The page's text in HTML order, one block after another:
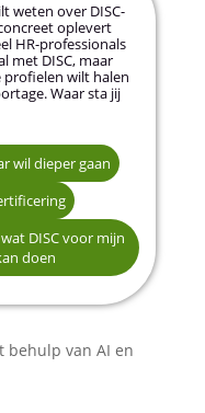
weten over DISC-
oplevert
HR-professionals
met DISC, maar
wilt halen
Waar sta jij
wil dieper gaan
DISC voor mijn
doen
en
selectie- en
in mijn organisatie
en persoonlijker
behulp van AI en